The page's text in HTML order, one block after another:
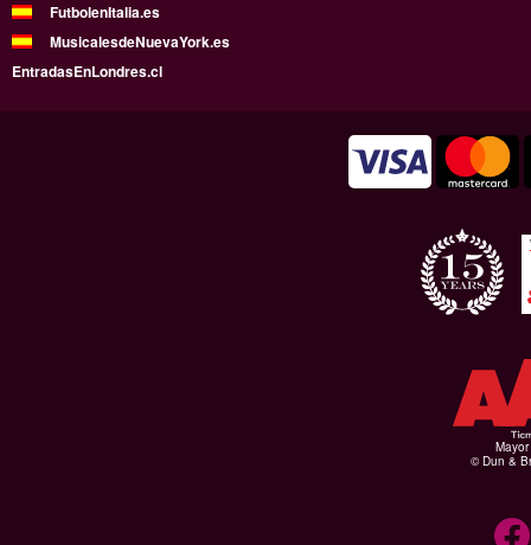
FutbolenItalia.es
MusicalesdeNuevaYork.es
EntradasEnLondres.cl
© Dun &